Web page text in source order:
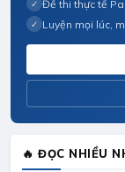
✓ Đề thi thực tế
✓ Luyện mọi lúc,
🔥 ĐỌC NHIỀU